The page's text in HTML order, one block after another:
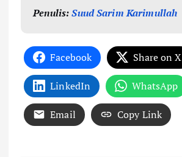
Penulis:Suud Sarim Karimullah
Facebook Share on X
LinkedIn WhatsApp
Email Copy Link